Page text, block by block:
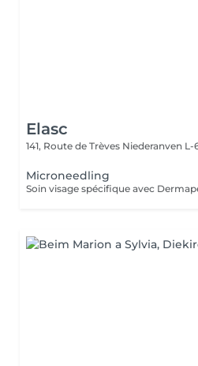
Elasc
141, Route de Trèves Niederanven L-
Microneedling